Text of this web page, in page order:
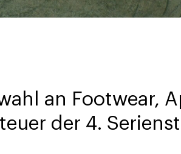
an Footwear,
der 4.